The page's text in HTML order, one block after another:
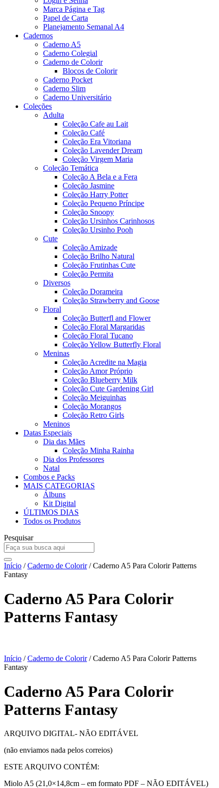
Marca Página e Tag
Papel de Carta
Planejamento Semanal A4
Cadernos
Caderno A5
Caderno Colegial
Caderno de Colorir
Blocos de Colorir
Caderno Pocket
Caderno Slim
Caderno Universitário
Coleções
Adulta
Coleção Cafe au Lait
Coleção Café
Coleção Era Vitoriana
Coleção Lavender Dream
Coleção Virgem Maria
Coleção Temática
Coleção A Bela e a Fera
Coleção Jasmine
Coleção Harry Potter
Coleção Pequeno Príncipe
Coleção Snoopy
Coleção Ursinhos Carinhosos
Coleção Ursinho Pooh
Cute
Coleção Amizade
Coleção Brilho Natural
Coleção Frutinhas Cute
Coleção Permita
Diversos
Coleção Dorameira
Coleção Strawberry and Goose
Floral
Coleção Butterfl and Flower
Coleção Floral Margaridas
Coleção Floral Tucano
Coleção Yellow Butterfly Floral
Meninas
Coleção Acredite na Magia
Coleção Amor Próprio
Coleção Blueberry Milk
Coleção Cute Gardening Girl
Coleção Meiguinhas
Coleção Morangos
Coleção Retro Girls
Meninos
Datas Especiais
Dia das Mães
Coleção Minha Rainha
Dia dos Professores
Natal
Combos e Packs
MAIS CATEGORIAS
Álbuns
Kit Digital
ÚLTIMOS DIAS
Todos os Produtos
Pesquisar
Início /Caderno de Colorir/ Caderno A5 Para Colorir Patterns
Fantasy
Caderno A5 Para Colorir
Patterns Fantasy
Início /Caderno de Colorir/ Caderno A5 Para Colorir Patterns
Fantasy
Caderno A5 Para Colorir
Patterns Fantasy
ARQUIVO DIGITAL- NÃO EDITÁVEL
(não enviamos nada pelos correios)
ESTE ARQUIVO CONTÉM:
Miolo A5 (21,0×14,8cm – em formato PDF – NÃO EDITÁVEL)